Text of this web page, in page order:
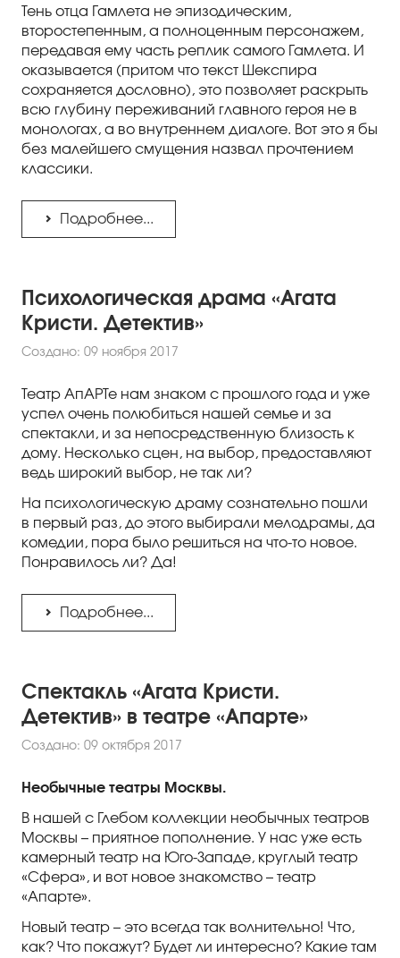
Тень отца Гамлета не эпизодическим,
второстепенным, а полноценным персонажем,
передавая ему часть реплик самого Гамлета. И
оказывается (притом что текст Шекспира
сохраняется дословно), это позволяет раскрыть
всю глубину переживаний главного героя не в
монологах, а во внутреннем диалоге. Вот это я бы
без малейшего смущения назвал прочтением
классики.
Подробнее...
Психологическая драма «Агата
Кристи. Детектив»
Создано: 09 ноября 2017
Театр АпАРТе нам знаком с прошлого года и уже
успел очень полюбиться нашей семье и за
спектакли, и за непосредственную близость к
дому. Несколько сцен, на выбор, предоставляют
ведь широкий выбор, не так ли?
На психологическую драму сознательно пошли
в первый раз, до этого выбирали мелодрамы, да
комедии, пора было решиться на что-то новое.
Понравилось ли? Да!
Подробнее...
Спектакль «Агата Кристи.
Детектив» в театре «Апарте»
Создано: 09 октября 2017
Необычные театры Москвы.
В нашей с Глебом коллекции необычных театров
Москвы – приятное пополнение. У нас уже есть
камерный театр на Юго-Западе, круглый театр
«Сфера», и вот новое знакомство – театр
«Апарте».
Новый театр – это всегда так волнительно! Что,
как? Что покажут? Будет ли интересно? Какие там